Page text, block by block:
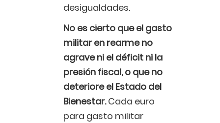
desigualdades.
No es cierto que el gasto
militar en rearme no
agrave ni el déficit ni la
presión fiscal, o que no
deteriore el Estado del
Bienestar.Cada euro
para gasto militar